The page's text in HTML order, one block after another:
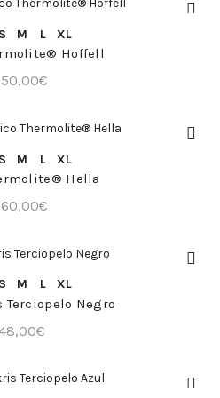
RÁPIDA
S M L XL
Hoffell
€
RÁPIDA
S M L XL
Hella
€
RÁPIDA
S M L XL
Negro
48,00€